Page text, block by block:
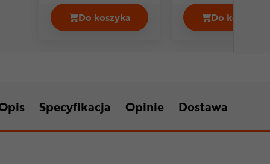
Do koszyka
Ochraniacze na buty ROGELLI Tech-
Do koszyka
Specyfikacja Opinie Dostawa